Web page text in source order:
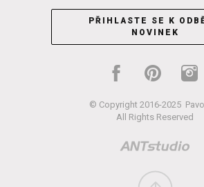
PŘIHLASTE SE K
NOVINEK
© Copyright 2016-2025
All Rights Reserved